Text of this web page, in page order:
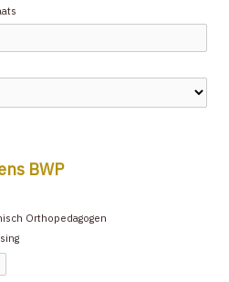
BWP
Orthopedagogen